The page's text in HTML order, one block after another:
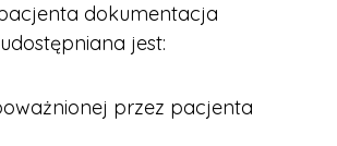
dokumentacja
jest:
przez pacjenta